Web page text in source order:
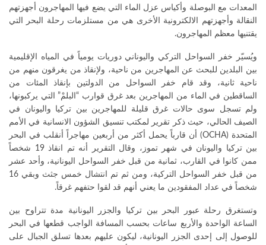
المعدات مع البوصلة وأكياس عزل الماء التي يضع فيها المهاجرون أجهزتهم
النقالة وأجهزتهم الالكترونية الأخرى هي من مستلزمات رحلة البحر التي
يقتنيها معظم المهاجرون.
ويُسيّر خفر السواحل التركي واليوناني دوريات يومياً في المياه الإقليمية
بين البلدين للبحث عن المهاجرين من ناحية، ولإنقاذ من يغرقون منهم من
ناحية ثانية، وقد قام خفر السواحل من الدولتين بإنقاذ المئات من
الساقطين في الماء من المهاجرين بعد غرق قوارب “البلمْ” التي يركبونها،
ولم تسجل سوى حالات غرق قليلة للمهاجرين بين تركيا واليونان في
الصيف الحالي، حيث ذكر تقرير لمكتب تنسيق الشؤون الانسانية في الأمم
المتحدة (OCHA) أن قارباً يحمل أكثر من أربعين مهاجراً أنقلب في البحر
بين تركيا واليونان في شهر تموز، وقال التقرير أنه تم انقاذ 19 شخصاً
ممن كانوا في القارب، ثمانية من قبل خفر السواحل اليونانية، وأحد عشر
من قبل خفر السواحل التركية، ومن ثم تم انتشال خمس جثث وبقي 16
شخصاً في عداد المفقودين ما يعني أنهم قد لقوا حتفهم غرقاً.
وتستغرق رحلة عبور البحر بين تركيا والجزر اليونانية مدة تتراوح بين
الساعة الواحدة والأربع ساعات بحسب المسافة الواجب قطعها في البحر
للوصول إلى إحدى الجزر اليونانية، ليكون عليهم بعدها تسلق الجبال على